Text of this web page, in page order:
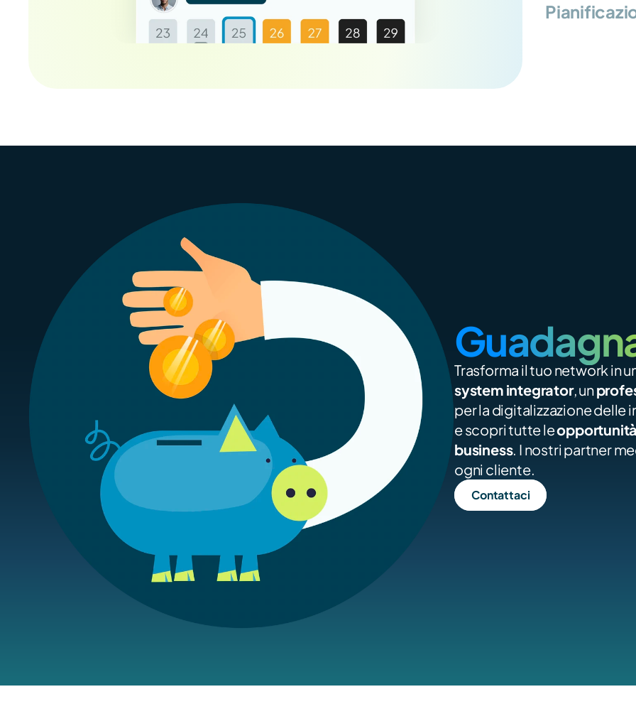
system integrator, un
per la digitalizzazione
e scopri tutte le
business. I nostri partner
ogni cliente.
Contattaci